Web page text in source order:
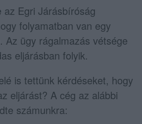
az Egri Járásbíróság
folyamatban van egy
Az ügy rágalmazás vétsége
eljárásban folyik.
is tettünk kérdéseket, hogy
eljárást? A cég az alábbi
számunkra: